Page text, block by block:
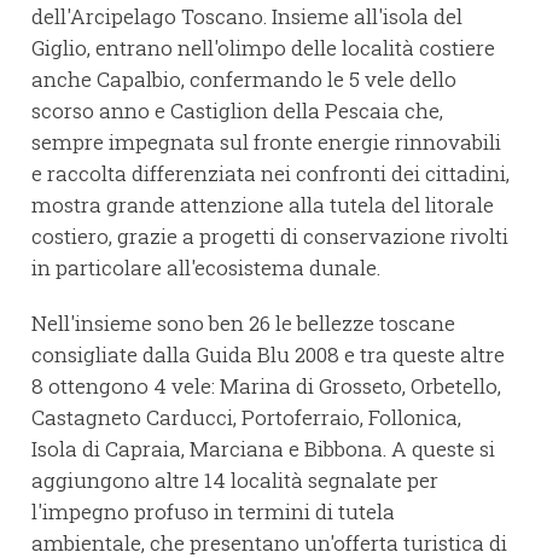
dell'Arcipelago Toscano. Insieme all'isola del
Giglio, entrano nell'olimpo delle località costiere
anche Capalbio, confermando le 5 vele dello
scorso anno e Castiglion della Pescaia che,
sempre impegnata sul fronte energie rinnovabili
e raccolta differenziata nei confronti dei cittadini,
mostra grande attenzione alla tutela del litorale
costiero, grazie a progetti di conservazione rivolti
in particolare all'ecosistema dunale.
Nell'insieme sono ben 26 le bellezze toscane
consigliate dalla Guida Blu 2008 e tra queste altre
8 ottengono 4 vele: Marina di Grosseto, Orbetello,
Castagneto Carducci, Portoferraio, Follonica,
Isola di Capraia, Marciana e Bibbona. A queste si
aggiungono altre 14 località segnalate per
l'impegno profuso in termini di tutela
ambientale, che presentano un'offerta turistica di